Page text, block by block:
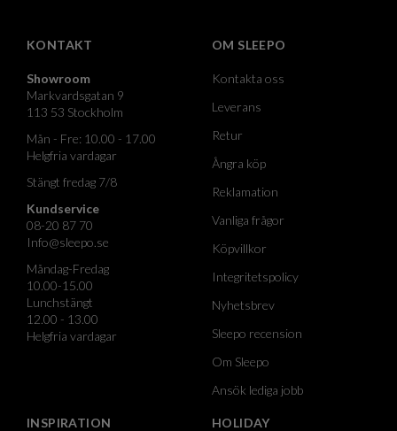
KONTAKT
Showroom
Markvardsgatan 9
113 53 Stockholm
Mån - Fre: 10.00 - 17.00
Helgfria vardagar
Stängt fredag 7/8
Kundservice
08-20 87 70
Info@sleepo.se
Måndag-Fredag
10.00-15.00
Lunchstängt
12.00 - 13.00
Helgfria vardagar
OM SLEEPO
Kontakta oss
Leverans
Retur
Ångra köp
Reklamation
Vanliga frågor
Köpvillkor
Integritetspolicy
Nyhetsbrev
Sleepo recension
Om Sleepo
Ansök lediga jobb
INSPIRATION HOLIDAY